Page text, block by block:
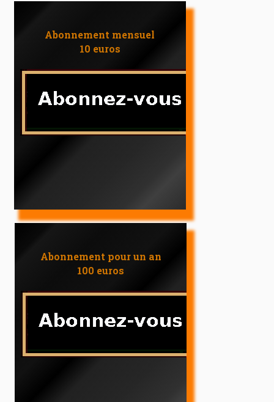
Abonnement mensuel
10 euros
Abonnement pour un an
100 euros